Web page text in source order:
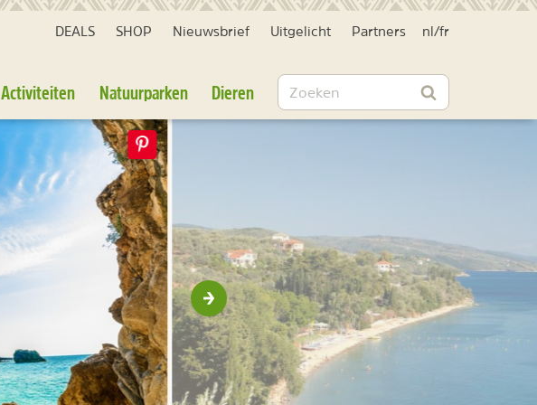
DEALS SHOP Nieuwsbrief Uitgelicht Partners nl /fr
Activiteiten Natuurparken Dieren Zoeken
Zoeken
Volgende